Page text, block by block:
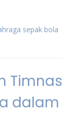
sepak bola
Timnas
dalam